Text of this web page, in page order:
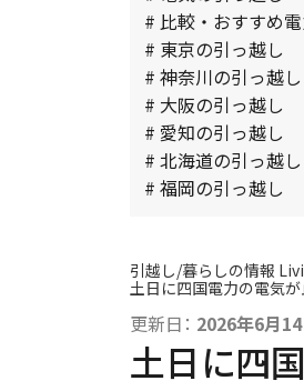
# 比較・おすすめ
# 東京の引っ越し
# 神奈川の引っ越し
# 大阪の引っ越し
# 愛知の引っ越し
# 北海道の引っ越し
# 福岡の引っ越し
引越し/暮らしの情報
土日に四国電力の電気
更新日： 2026年6月
土日に四